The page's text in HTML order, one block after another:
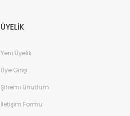
ÜYELİK
Yeni Üyelik
Üye Girişi
Şifremi Unuttum
İletişim Formu